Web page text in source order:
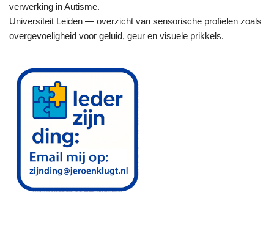
verwerking in Autisme.
Universiteit Leiden — overzicht van sensorische profielen zoals
overgevoeligheid voor geluid, geur en visuele prikkels.